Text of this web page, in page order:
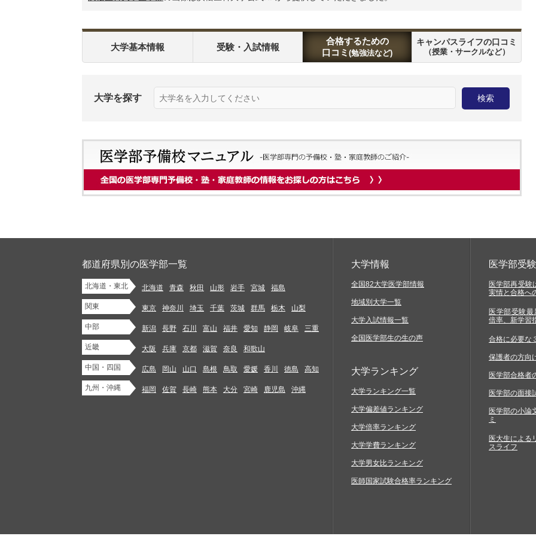
大学基本情報 受験・入試情報
合格するための
口コミ (勉強法など)
キャンパスライフの口コミ
（授業・サークルなど）
大学を探す
都道府県別の医学部一覧
北海道・東北 北海道 青森 秋田 山形 岩手 宮城 福島
関東 東京 神奈川 埼玉 千葉 茨城 群馬 栃木 山梨
中部 新潟 長野 石川 富山 福井 愛知 静岡 岐阜 三重
近畿 大阪 兵庫 京都 滋賀 奈良 和歌山
中国・四国 広島 岡山 山口 島根 鳥取 愛媛 香川 徳島 高知
九州・沖縄 福岡 佐賀 長崎 熊本 大分 宮崎 鹿児島 沖縄
大学情報
全国82大学医学部情報
地域別大学一覧
大学入試情報一覧
全国医学部生の生の声
大学ランキング
大学ランキング一覧
大学偏差値ランキング
大学倍率ランキング
大学学費ランキング
大学男女比ランキング
医師国家試験合格率ランキング
医学部受
医学部再受験
実情と合格へ
医学部受験最
倍率、新学習
合格に必要な
保護者の方向
医学部合格者
医学部の面接
医学部の小論
ミ
医大生による
スライフ